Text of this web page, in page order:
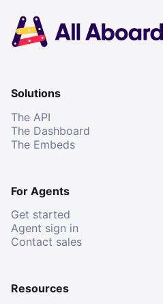
Solutions
The API
The Dashboard
The Embeds
For Agents
Get started
Agent sign in
Contact sales
Resources